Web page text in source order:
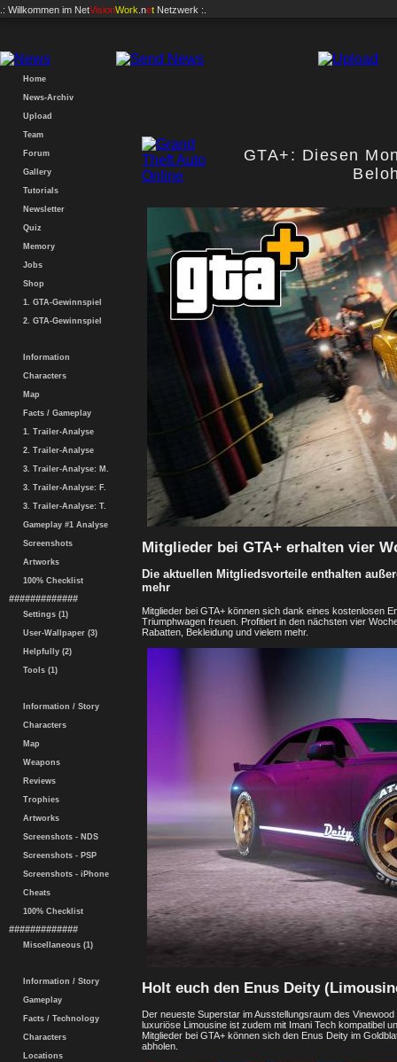
.: Willkommen im NetVisionWork .net Netzwerk :.
Home
News-Archiv
Upload
Team
Forum
Gallery
Tutorials
Newsletter
Quiz
Memory
Jobs
Shop
1. GTA-Gewinnspiel
2. GTA-Gewinnspiel
Information
Characters
Map
Facts / Gameplay
1. Trailer-Analyse
2. Trailer-Analyse
3. Trailer-Analyse: M.
3. Trailer-Analyse: F.
3. Trailer-Analyse: T.
Gameplay #1 Analyse
Screenshots
Artworks
100% Checklist
#############
Settings (1)
User-Wallpaper (3)
Helpfully (2)
Tools (1)
Information / Story
Characters
Map
Weapons
Reviews
Trophies
Artworks
Screenshots - NDS
Screenshots - PSP
Screenshots - iPhone
Cheats
100% Checklist
#############
Miscellaneous (1)
Information / Story
Gameplay
Facts / Technology
Characters
Locations
GTA+: Diesen
Mitglieder bei GTA+ erhalten vier
Die aktuellen Mitgliedsvorteile enthalten
mehr
Mitglieder bei GTA+ können sich dank eines kostenlosen
Triumphwagen freuen. Profitiert in den nächsten vier
Rabatten, Bekleidung und vielem mehr.
Holt euch den Enus Deity
Der neueste Superstar im Ausstellungsraum des
luxuriöse Limousine ist zudem mit Imani Tech kompatibel
Mitglieder bei GTA+ können sich den Enus Deity im
abholen.